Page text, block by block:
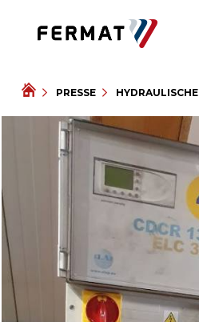
PRESSE HYDRAULISCHE